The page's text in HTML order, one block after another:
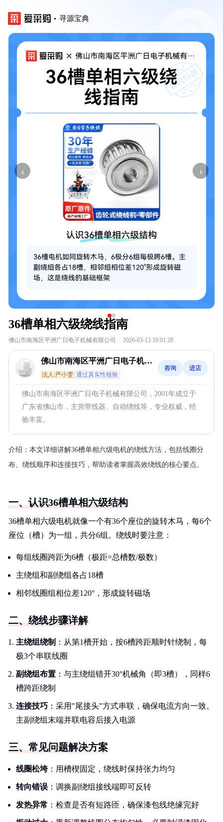
寻源宝典
‹ ›
36槽单相六级绕线指南
佛山市南海区平洲广日电子机械有限公司 · 2026-03-13 10:01:28
佛山市南海区平洲广日电子机械
有限公司
法人:严小雯 通过真实性核验
咨询 进店
佛山市南海区平洲广日电子机械有限公司，2001年成立于
广东省佛山市，主营带线器、自动绕线等，专业权威，经
验丰富。
介绍： 本文详细讲解36槽单相六级电机的绕线方法，包括线圈分
布、绕线顺序和连接技巧，帮助读者掌握高效绕线的核心要点。
一、认识36槽单相六级结构
36槽单相六级电机就像一个有36个座位的旋转木马，每6个
座位（槽）为一组，共分6组。绕线时要注意：
每组线圈跨距为6槽（极距=总槽数/极数）
主绕组和副绕组各占18槽
相邻线圈组相位差120°，形成旋转磁场
二、绕线步骤详解
主绕组绕制 ：从第1槽开始，按6槽跨距顺时针绕制，每
极3个串联线圈
副绕组布置 ：与主绕组错开30°机械角（即3槽），同样6
槽跨距绕制
连接技巧 ：采用"尾接头"方式串联，确保电流方向一致。
主副绕组末端并联电容后接入电源
三、常见问题解决方案
线圈松垮：用槽楔固定，绕线时保持张力均匀
转向错误 ：调换副绕组接线端即可反转
发热异常 ：检查是否有短路匝，确保漆包线绝缘完好